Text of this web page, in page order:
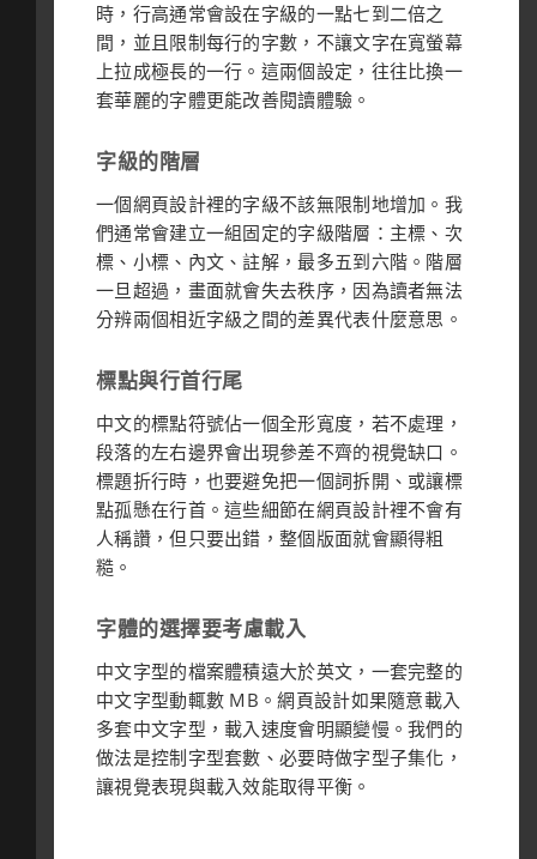
時，行高通常會設在字級的一點七到二倍之
間，並且限制每行的字數，不讓文字在寬螢幕
上拉成極長的一行。這兩個設定，往往比換一
套華麗的字體更能改善閱讀體驗。
字級的階層
一個網頁設計裡的字級不該無限制地增加。我
們通常會建立一組固定的字級階層：主標、次
標、小標、內文、註解，最多五到六階。階層
一旦超過，畫面就會失去秩序，因為讀者無法
分辨兩個相近字級之間的差異代表什麼意思。
標點與行首行尾
中文的標點符號佔一個全形寬度，若不處理，
段落的左右邊界會出現參差不齊的視覺缺口。
標題折行時，也要避免把一個詞拆開、或讓標
點孤懸在行首。這些細節在網頁設計裡不會有
人稱讚，但只要出錯，整個版面就會顯得粗
糙。
字體的選擇要考慮載入
中文字型的檔案體積遠大於英文，一套完整的
中文字型動輒數 MB。網頁設計如果隨意載入
多套中文字型，載入速度會明顯變慢。我們的
做法是控制字型套數、必要時做字型子集化，
讓視覺表現與載入效能取得平衡。